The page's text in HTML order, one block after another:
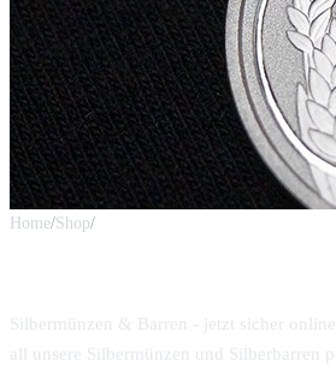
Home/Shop/
Silbermünzen & Barren - jetzt sicher
all unsere Silbermünzen und Silberbarren